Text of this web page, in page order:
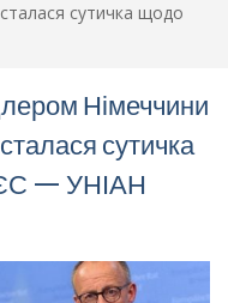
сутичка щодо
Німеччини
сутичка
— УНІАН